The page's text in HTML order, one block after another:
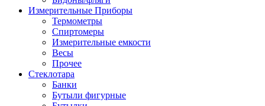
Измерительные Приборы
Термометры
Спиртомеры
Измерительные емкости
Весы
Прочее
Стеклотара
Банки
Бутыли фигурные